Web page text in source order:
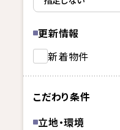
更新情報
新着物件
こだわり条件
立地・環境